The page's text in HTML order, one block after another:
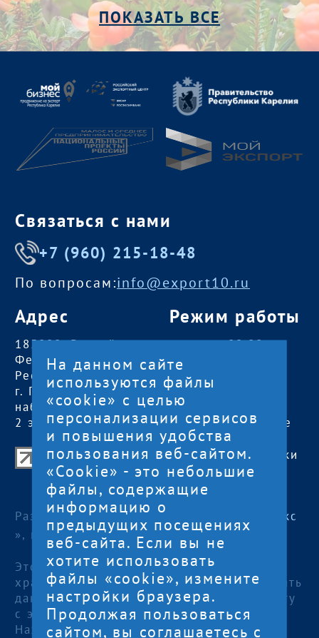
ПОКАЗАТЬ ВСЕ
Связаться с нами
+7 (960) 215-18-48
По вопросам:info@export10.ru
Адрес
185000, Российская
Федерация,
Республика Карелия
г. Петрозаводск,
наб. Гюллинга, 11 /
2 этаж, офис 2
Режим работы
пн — чт:09:00 —
18:00
пт:09:00 — 17:00
обед с 13:00 до
14:00
сб, вс— выходные
Центр поддержки экспорта Республики
Карелия
© 2012—2024
Разработка и поддержка сайта — «
Артлекс
», г. Петрозаводск
Этот сайт использует файлы cookies для
хранения данных. Продолжая использовать
данный сайт, Вы даете согласие на работу
с этими файлами.
Нажимая кнопку «Отправить», я даю
На данном сайте
используются файлы
«cookie» с целью
персонализации сервисов
и повышения удобства
пользования веб-сайтом.
«Cookie» - это небольшие
файлы, содержащие
информацию о
предыдущих посещениях
веб-сайта. Если вы не
хотите использовать
файлы «cookie», измените
настройки браузера.
Продолжая пользоваться
сайтом, вы соглашаетесь с